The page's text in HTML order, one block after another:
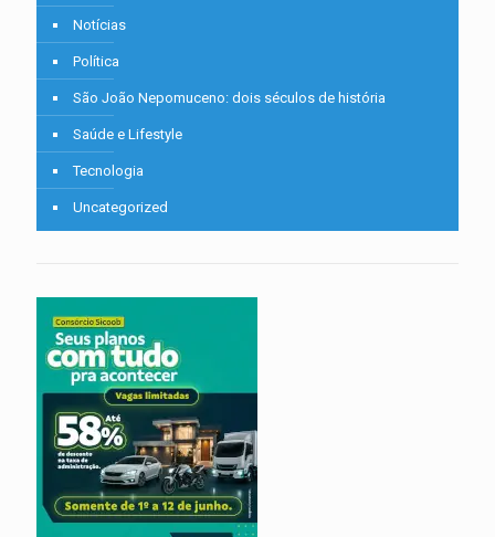
Notícias
Política
São João Nepomuceno: dois séculos de história
Saúde e Lifestyle
Tecnologia
Uncategorized